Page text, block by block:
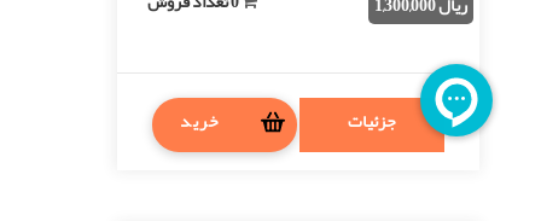
جزئیات خرید